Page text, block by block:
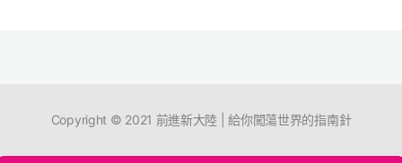
Copyright © 2021 前進新大陸 | 給你闖蕩世界的指南針